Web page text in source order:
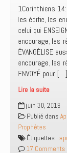
1Corinthiens
les édifie, les
celui qui
encourage, les
ÉVANGÉLISE
encourage, les
ENVOYÉ pour […]
Lire la suite
Comment
distinguer
un
apôtre,
un
juin 30, 2019
Publié dans
Prophètes
Étiquettes :
17 Comments